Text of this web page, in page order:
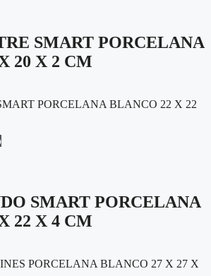
SMART PORCELANA
20 X 2 CM
SMART PORCELANA
22 X 4 CM